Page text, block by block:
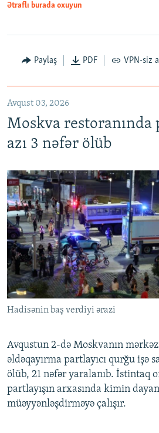
Ətraflı burada oxuyun
Paylaş PDF VPN-siz
Avqust 03, 2026
Moskva restoranında
azı 3 nəfər ölüb
Hadisənin baş verdiyi ərazi
Avqustun 2-də Moskvanın
əldəqayırma partlayıcı qurğu işə
ölüb, 21 nəfər yaralanıb. İstintaq
partlayışın arxasında kimin
müəyyənləşdirməyə çalışır.